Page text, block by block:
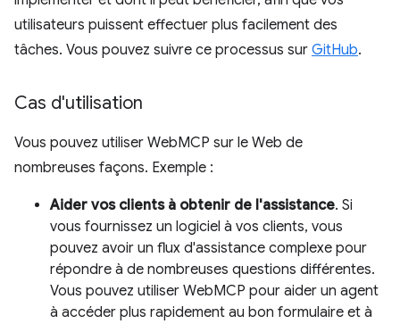
utilisateurs puissent effectuer plus facilement des
tâches. Vous pouvez suivre ce processus sur GitHub.
Cas d'utilisation
Vous pouvez utiliser WebMCP sur le Web de
nombreuses façons. Exemple :
Aider vos clients à obtenir de l'assistance. Si
vous fournissez un logiciel à vos clients, vous
pouvez avoir un flux d'assistance complexe pour
répondre à de nombreuses questions différentes.
Vous pouvez utiliser WebMCP pour aider un agent
à accéder plus rapidement au bon formulaire et à